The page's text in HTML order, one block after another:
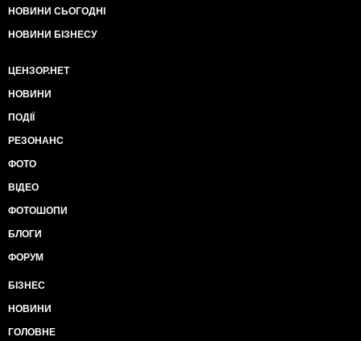
НОВИНИ СЬОГОДНІ
НОВИНИ БІЗНЕСУ
ЦЕНЗОР.НЕТ
НОВИНИ
ПОДІЇ
РЕЗОНАНС
ФОТО
ВІДЕО
ФОТОШОПИ
БЛОГИ
ФОРУМ
БІЗНЕС
НОВИНИ
ГОЛОВНЕ